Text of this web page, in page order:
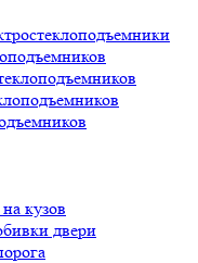
кузов
двери